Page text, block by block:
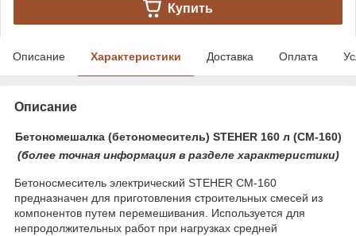
Купить
Описание Характеристики Доставка Оплата
Описание
Бетономешалка (бетономеситель) STEHER 160 л (CM-160)
(более точная информация в разделе характеристики)
Бетоносмеситель электрический STEHER CM-160
предназначен для приготовления строительных смесей из
компонентов путем перемешивания. Используется для
непродолжительных работ при нагрузках средней